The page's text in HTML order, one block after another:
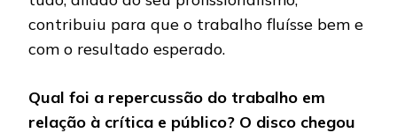
contribuiu para que o trabalho fluísse bem e
com o resultado esperado.
Qual foi a repercussão do trabalho em
relação à crítica e público? O disco chegou